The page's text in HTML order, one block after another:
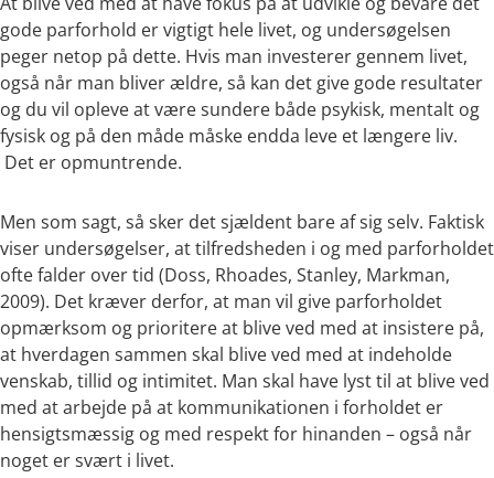
gode parforhold er vigtigt hele livet, og undersøgelsen
peger netop på dette. Hvis man investerer gennem livet,
også når man bliver ældre, så kan det give gode resultater
og du vil opleve at være sundere både psykisk, mentalt og
fysisk og på den måde måske endda leve et længere liv.
Det er opmuntrende.
Men som sagt, så sker det sjældent bare af sig selv. Faktisk
viser undersøgelser, at tilfredsheden i og med parforholdet
ofte falder over tid (Doss, Rhoades, Stanley, Markman,
2009). Det kræver derfor, at man vil give parforholdet
opmærksom og prioritere at blive ved med at insistere på,
at hverdagen sammen skal blive ved med at indeholde
venskab, tillid og intimitet. Man skal have lyst til at blive ved
med at arbejde på at kommunikationen i forholdet er
hensigtsmæssig og med respekt for hinanden – også når
noget er svært i livet.